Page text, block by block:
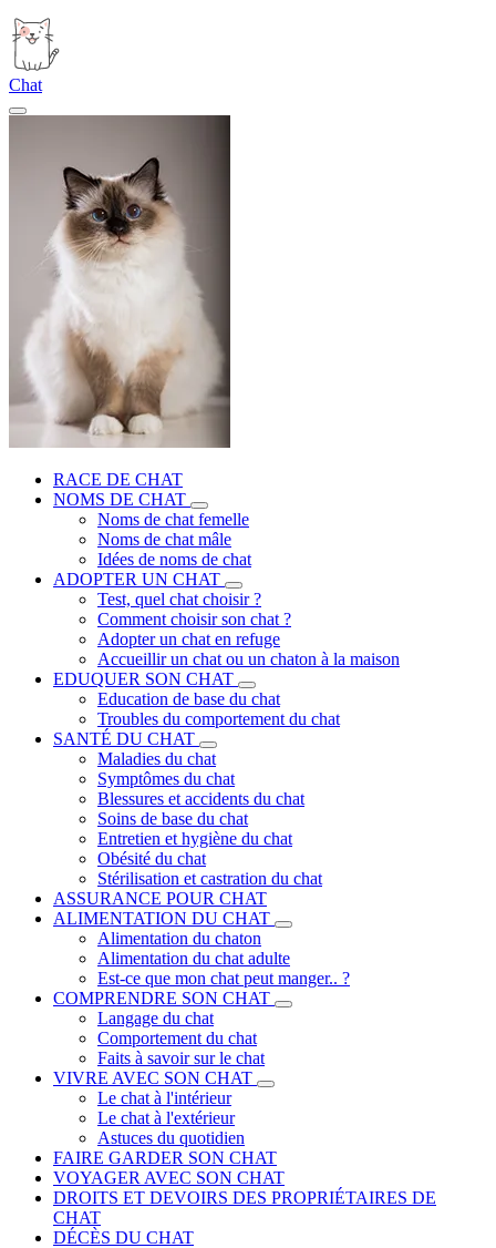
Chat
RACE DE CHAT
NOMS DE CHAT
Noms de chat femelle
Noms de chat mâle
Idées de noms de chat
ADOPTER UN CHAT
Test, quel chat choisir ?
Comment choisir son chat ?
Adopter un chat en refuge
Accueillir un chat ou un chaton à la maison
EDUQUER SON CHAT
Education de base du chat
Troubles du comportement du chat
SANTÉ DU CHAT
Maladies du chat
Symptômes du chat
Blessures et accidents du chat
Soins de base du chat
Entretien et hygiène du chat
Obésité du chat
Stérilisation et castration du chat
ASSURANCE POUR CHAT
ALIMENTATION DU CHAT
Alimentation du chaton
Alimentation du chat adulte
Est-ce que mon chat peut manger.. ?
COMPRENDRE SON CHAT
Langage du chat
Comportement du chat
Faits à savoir sur le chat
VIVRE AVEC SON CHAT
Le chat à l'intérieur
Le chat à l'extérieur
Astuces du quotidien
FAIRE GARDER SON CHAT
VOYAGER AVEC SON CHAT
DROITS ET DEVOIRS DES PROPRIÉTAIRES DE
CHAT
DÉCÈS DU CHAT